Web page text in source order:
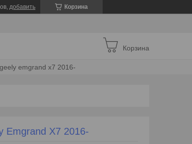
Корзина
добавить
Корзина
emgrand x7 2016-
Emgrand X7 2016-